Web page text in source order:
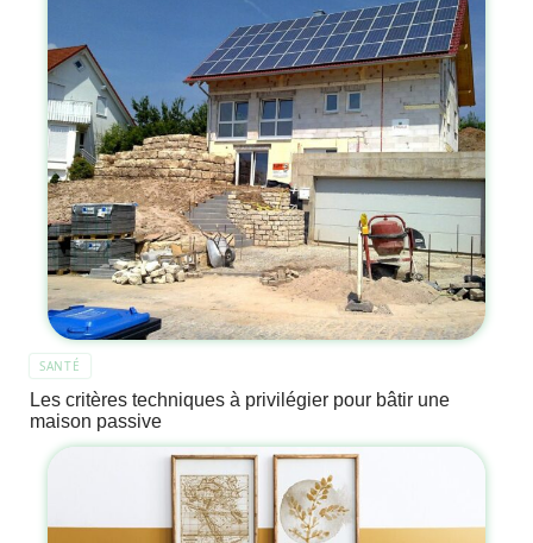
SANTÉ
Les critères techniques à privilégier pour bâtir une
maison passive